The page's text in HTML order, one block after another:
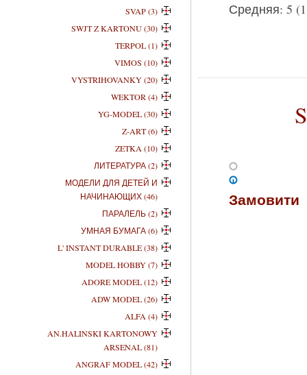
Средняя: 5 (1
Замовити
SVAP (3)
SWJT Z KARTONU (30)
TERPOL (1)
VIMOS (10)
VYSTRIHOVANKY (20)
WEKTOR (4)
YG-MODEL (30)
Z-ART (6)
ZETKA (10)
ЛИТЕРАТУРА (2)
МОДЕЛИ ДЛЯ ДЕТЕЙ И
НАЧИНАЮЩИХ (46)
ПАРАЛЕЛЬ (2)
УМНАЯ БУМАГА (6)
L' INSTANT DURABLE (38)
MODEL HOBBY (7)
ADORE MODEL (12)
ADW MODEL (26)
ALFA (4)
AN.HALINSKI KARTONOWY
ARSENAL (81)
ANGRAF MODEL (42)